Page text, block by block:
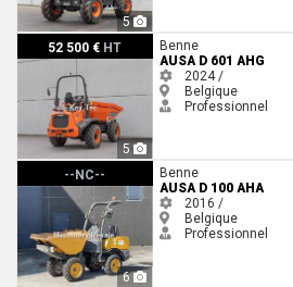
5
52 500 € HT
5
Ausa D 601 AHG
Benne
AUSA D 601 AHG
2024 /
Belgique
Professionnel
--NC--
6
Ausa D 100 AHA
Benne
AUSA D 100 AHA
2016 /
Belgique
Professionnel